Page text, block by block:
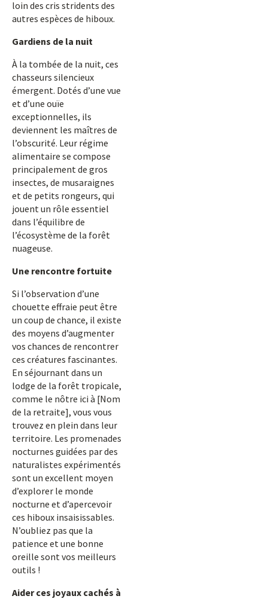
loin des cris stridents des
autres espèces de hiboux.
Gardiens de la nuit
À la tombée de la nuit, ces
chasseurs silencieux
émergent. Dotés d’une vue
et d’une ouïe
exceptionnelles, ils
deviennent les maîtres de
l’obscurité. Leur régime
alimentaire se compose
principalement de gros
insectes, de musaraignes
et de petits rongeurs, qui
jouent un rôle essentiel
dans l’équilibre de
l’écosystème de la forêt
nuageuse.
Une rencontre fortuite
Si l’observation d’une
chouette effraie peut être
un coup de chance, il existe
des moyens d’augmenter
vos chances de rencontrer
ces créatures fascinantes.
En séjournant dans un
lodge de la forêt tropicale,
comme le nôtre ici à [Nom
de la retraite], vous vous
trouvez en plein dans leur
territoire. Les promenades
nocturnes guidées par des
naturalistes expérimentés
sont un excellent moyen
d’explorer le monde
nocturne et d’apercevoir
ces hiboux insaisissables.
N’oubliez pas que la
patience et une bonne
oreille sont vos meilleurs
outils !
Aider ces joyaux cachés à